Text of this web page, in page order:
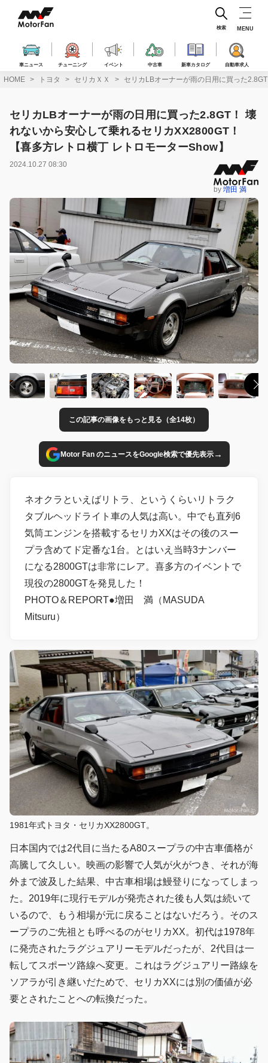
ス
車ニュース チューニング イベント 中古車 新車カタログ 自動車求人
検索 MENU
HOME トヨタ セリカＸＸ セリカLBオーナーが雨の日用に買った
セリカLBオーナーが雨の日用に買った2.8GT！ 壊
れないから安心して乗れるセリカXX2800GT！
【喜多方レトロ横丁 レトロモーターShow】
2024.10.27 08:30
by 増田 満
この記事の画像をもっと見る（全14枚）
Motor Fan のニュースをGoogle検索で優先表示→
ネオクラといえばリトラ、というくらいリトラク
タブルヘッドライト車の人気は高い。中でも直列6
気筒エンジンを搭載するセリカXXはその後のスー
プラ含めてド定番な1台。とはいえ当時3ナンバー
になる2800GTは非常にレア。喜多方のイベントで
現役の2800GTを発見した！
PHOTO＆REPORT●増田 満（MASUDA
Mitsuru）
1981年式トヨタ・セリカXX2800GT。
日本国内では2代目に当たるA80スープラの中古車価格が
高騰して久しい。映画の影響で人気が火がつき、それが海
外まで波及した結果、中古車相場は鰻登りになってしまっ
た。2019年に現行モデルが発売された後も人気は続いて
いるので、もう相場が元に戻ることはないだろう。そのス
ープラのご先祖とも呼べるのがセリカXX。初代は1978年
に発売されたラグジュアリーモデルだったが、2代目は一
転してスポーツ路線へ変更。これはラグジュアリー路線を
ソアラが引き継いだためで、セリカXXには別の価値が必
要とされたことへの転換だった。